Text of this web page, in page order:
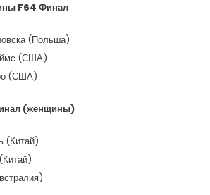
F64 Финал
(Польша)
(США)
(США)
(женщины)
(Китай)